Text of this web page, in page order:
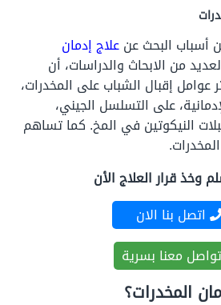
أسباب البحث عنعلاج إدمان
من الابحاث والدراسات، أن
عوامل إقبال الشباب على المخدرات،
على التسلسل الجيني،
النيكوتين في المخ. كما تساهم
وخذ قرار العلاج الأن
اتصل بنا الان
تواصل معنا بسرية